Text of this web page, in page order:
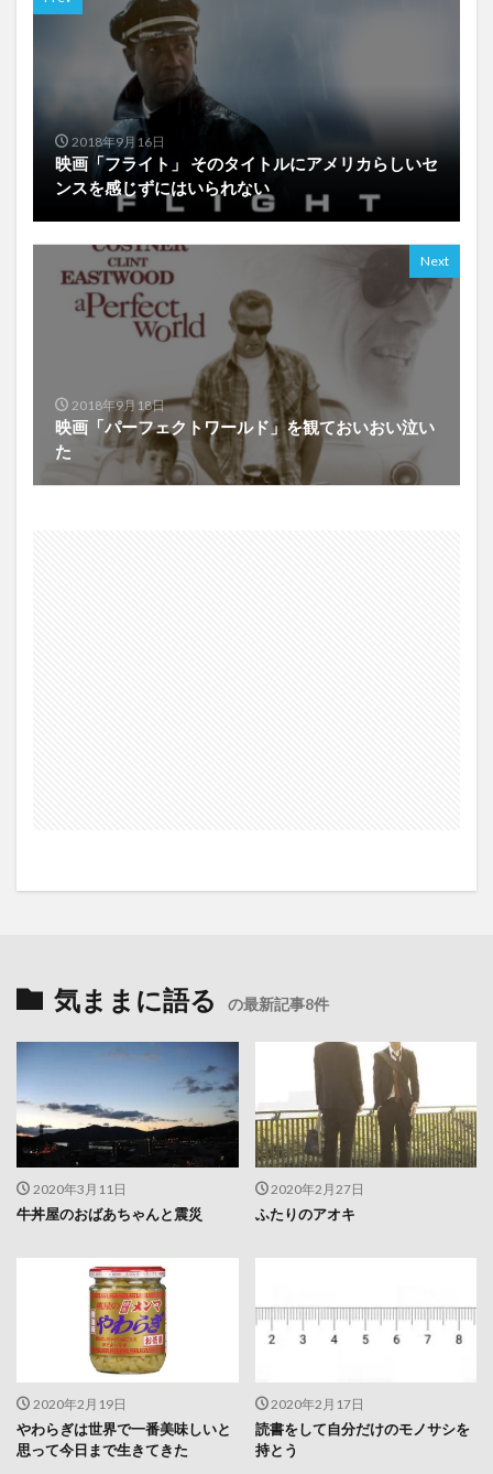
2018年9月16日
映画「フライト」 そのタイトルにアメリカらしいセ
ンスを感じずにはいられない
Next
2018年9月18日
映画「パーフェクトワールド」を観ておいおい泣い
た
気ままに語る の最新記事8件
2020年3月11日
牛丼屋のおばあちゃんと震災
2020年2月27日
ふたりのアオキ
2020年2月19日
やわらぎは世界で一番美味しいと
思って今日まで生きてきた
2020年2月17日
読書をして自分だけのモノサシを
持とう